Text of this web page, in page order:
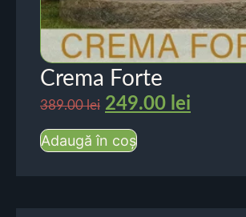
Crema Forte
389.00lei 249.00 lei
Adaugă în coș